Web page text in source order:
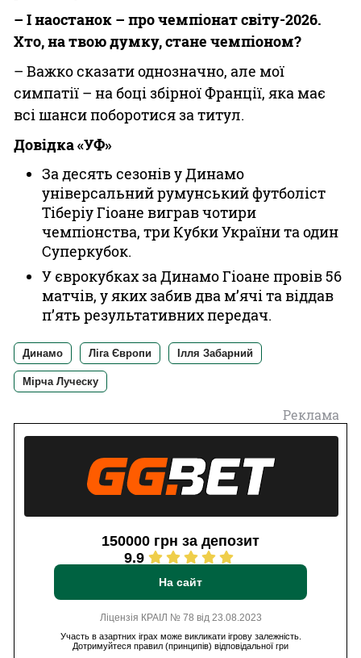
– І наостанок – про чемпіонат світу-2026.
Хто, на твою думку, стане чемпіоном?
– Важко сказати однозначно, але мої
симпатії – на боці збірної Франції, яка має
всі шанси поборотися за титул.
Довідка «УФ»
За десять сезонів у Динамо
універсальний румунський футболіст
Тіберіу Гіоане виграв чотири
чемпіонства, три Кубки України та один
Суперкубок.
У єврокубках за Динамо Гіоане провів 56
матчів, у яких забив два м’ячі та віддав
п’ять результативних передач.
Динамо Ліга Європи Ілля Забарний
Мірча Луческу
Реклама
150000 грн за депозит
9.9
На сайт
Ліцензія КРАІЛ № 78 від 23.08.2023
Участь в азартних іграх може викликати ігрову залежність.
Дотримуйтеся правил (принципів) відповідальної гри